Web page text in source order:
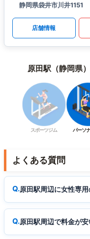
静岡県袋井市川井1151
店舗情報
原田駅（静岡県
スポーツジム パーソ
よくある質問
原田駅周辺に女性専
原田駅周辺で料金が